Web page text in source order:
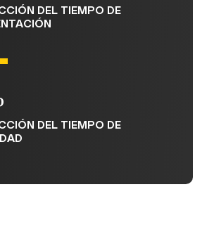
DEL TIEMPO DE
DEL TIEMPO DE